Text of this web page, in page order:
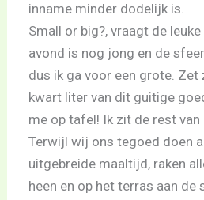
inname minder dodelijk is.
Small or big?, vraagt de
avond is nog jong en de
dus ik ga voor een grote. Zet
kwart liter van dit guitige
me op tafel! Ik zit de rest
Terwijl wij ons tegoed doen
uitgebreide maaltijd, raken
heen en op het terras aan